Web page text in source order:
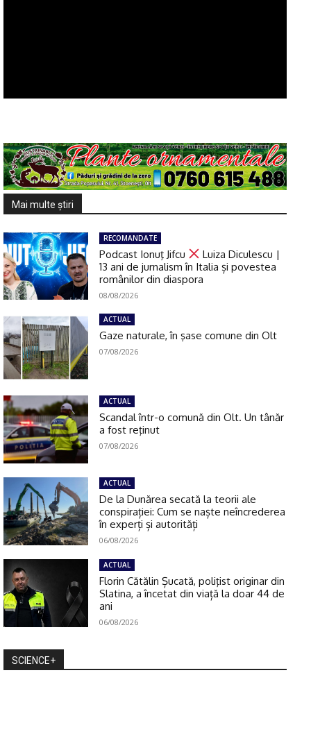
Mai multe ştiri
RECOMANDATE
Podcast Ionuţ Jifcu
Luiza Diculescu |
13 ani de jurnalism în Italia și povestea
românilor din diaspora
08/08/2026
ACTUAL
Gaze naturale, în şase comune din Olt
07/08/2026
ACTUAL
Scandal într-o comună din Olt. Un tânăr
a fost reţinut
07/08/2026
ACTUAL
De la Dunărea secată la teorii ale
conspirației: Cum se naște neîncrederea
în experți și autorități
06/08/2026
ACTUAL
Florin Cătălin Șucată, poliţist originar din
Slatina, a încetat din viață la doar 44 de
ani
06/08/2026
SCIENCE+